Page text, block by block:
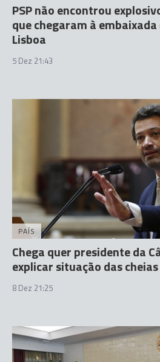
PSP não encontrou
que chegaram à
Lisboa
5 Dez 21:43
PAÍS
Chega quer presidente da
explicar situação das cheias
8 Dez 21:25